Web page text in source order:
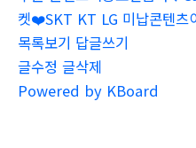
켓❤️SKT KT LG 미납콘텐츠
목록보기 답글쓰기
글수정 글삭제
Powered by KBoard